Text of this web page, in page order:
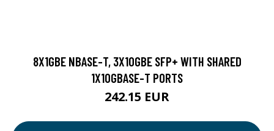
8X1GBE NBASE-T, 3X10GBE SFP+ WITH SHARED
1X10GBASE-T PORTS
242.15 EUR